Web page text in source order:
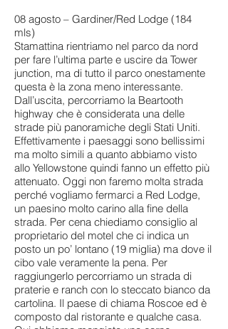
08 agosto – Gardiner/Red Lodge (184
mls)
Stamattina rientriamo nel parco da nord
per fare l’ultima parte e uscire da Tower
junction, ma di tutto il parco onestamente
questa è la zona meno interessante.
Dall’uscita, percorriamo la Beartooth
highway che è considerata una delle
strade più panoramiche degli Stati Uniti.
Effettivamente i paesaggi sono bellissimi
ma molto simili a quanto abbiamo visto
allo Yellowstone quindi fanno un effetto più
attenuato. Oggi non faremo molta strada
perché vogliamo fermarci a Red Lodge,
un paesino molto carino alla fine della
strada. Per cena chiediamo consiglio al
proprietario del motel che ci indica un
posto un po’ lontano (19 miglia) ma dove il
cibo vale veramente la pena. Per
raggiungerlo percorriamo un strada di
praterie e ranch con lo steccato bianco da
cartolina. Il paese di chiama Roscoe ed è
composto dal ristorante e qualche casa.